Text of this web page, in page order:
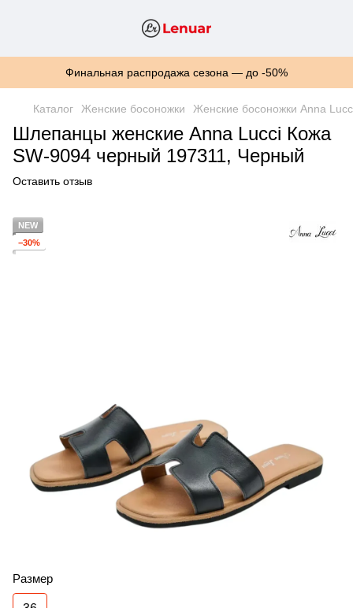
Финальная распродажа сезона — до -50%
Каталог Женские босоножки Женские босоножки Anna
Шлепанцы женские Anna Lucci Кожа
SW-9094 черный 197311, Черный
Оставить отзыв
NEW
−30%
Размер